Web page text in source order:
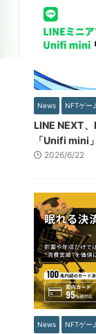
News NFTゲー
LINE NEXT
「Unifi mini
2026/6/22
News NFTゲー